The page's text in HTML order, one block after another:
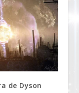
de Dyson